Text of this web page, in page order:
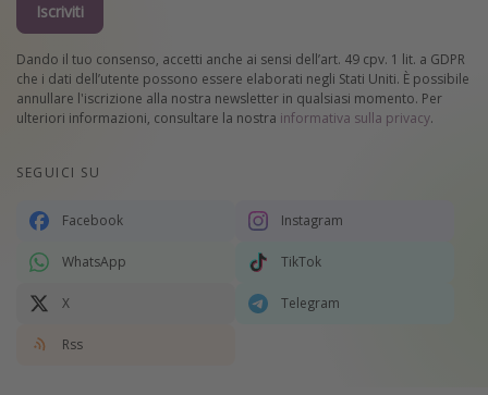
Iscriviti
Dando il tuo consenso, accetti anche ai sensi dell’art. 49 cpv. 1 lit. a GDPR
che i dati dell’utente possono essere elaborati negli Stati Uniti. È possibile
annullare l'iscrizione alla nostra newsletter in qualsiasi momento. Per
ulteriori informazioni, consultare la nostra informativa sulla privacy.
SEGUICI SU
Facebook Instagram
WhatsApp TikTok
X Telegram
Rss